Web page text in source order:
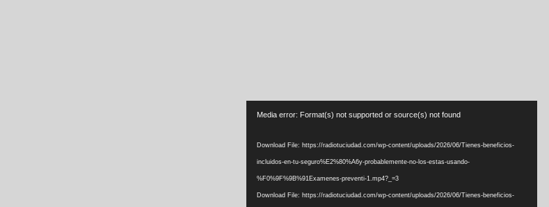
Media error: Format(s) not supported or source(s) not found
Download File: https://radiotuciudad.com/wp-content/uploads/2026/06/Tienes-beneficios-
incluidos-en-tu-seguro%E2%80%A6y-probablemente-no-los-estas-usando-
%F0%9F%9B%91Examenes-preventi-1.mp4?_=3
Download File: https://radiotuciudad.com/wp-content/uploads/2026/06/Tienes-beneficios-